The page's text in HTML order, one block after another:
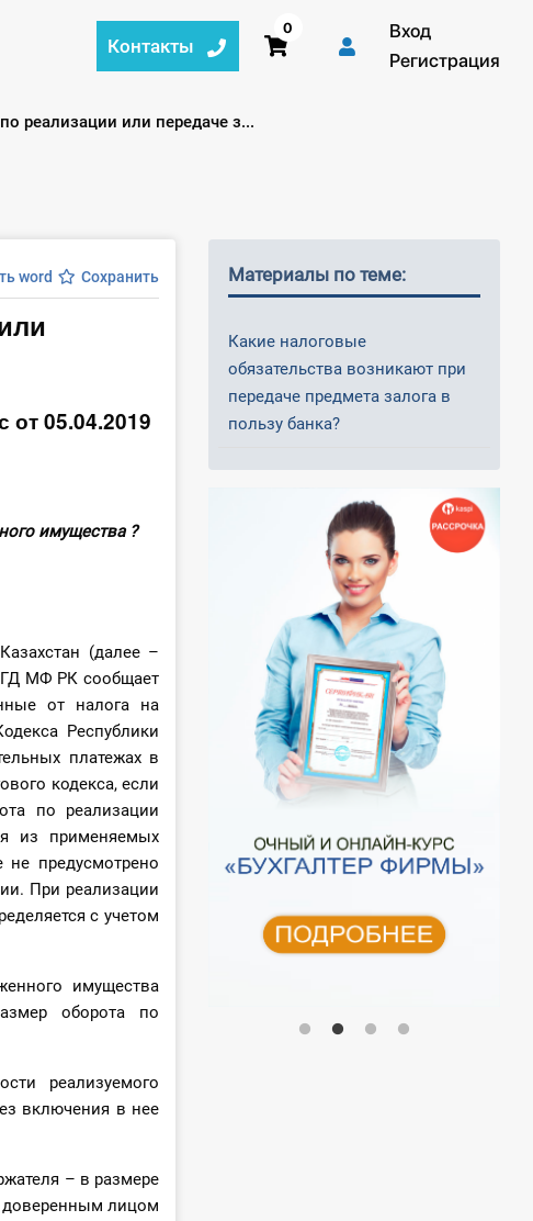
Контакты
0
Вход
Регистрация
реализации или передаче з...
word Сохранить
от 05.04.2019
имущества ?
(далее –
МФ РК сообщает
от налога на
Республики
платежах в
кодекса, если
по реализации
из применяемых
предусмотрено
При реализации
с учетом
имущества
оборота по
реализуемого
включения в нее
– в размере
доверенным лицом
Материалы по теме:
Какие налоговые
обязательства возникают при
передаче предмета залога в
пользу банка?